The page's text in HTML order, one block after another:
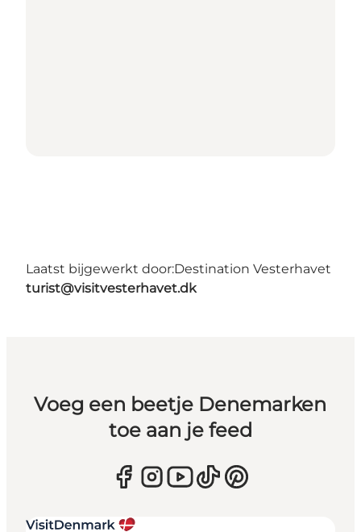
Laatst bijgewerkt door:Destination Vesterhavet
turist@visitvesterhavet.dk
Voeg een beetje Denemarken
toe aan je feed